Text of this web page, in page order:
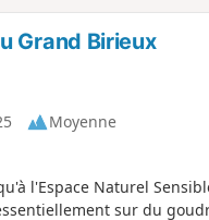
Grand Birieux
Moyenne
l'Espace Naturel
sur du